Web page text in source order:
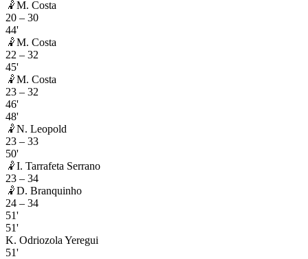
🤾M. Costa
20 – 30
44'
🤾M. Costa
22 – 32
45'
🤾M. Costa
23 – 32
46'
48'
🤾N. Leopold
23 – 33
50'
🤾I. Tarrafeta Serrano
23 – 34
🤾D. Branquinho
24 – 34
51'
51'
K. Odriozola Yeregui
51'